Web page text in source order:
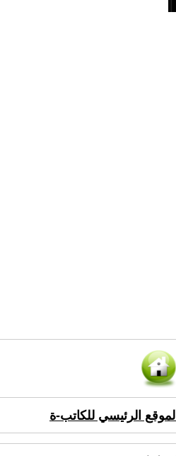
الموقع الرئيسي للكاتب-ة